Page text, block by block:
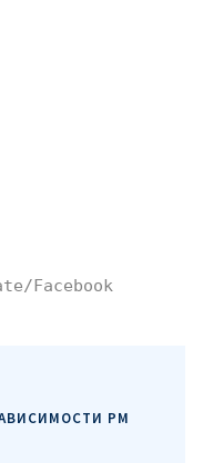
Facebook
РМ